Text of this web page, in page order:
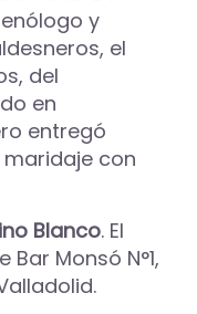
y
el
del
en
entregó
con
Blanco. El
Monsó N°1,